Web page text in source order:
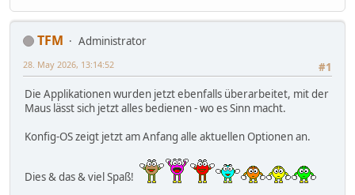
TFM
Administrator
#1
28. May 2026, 13:14:52
Die Applikationen wurden jetzt ebenfalls überarbeitet, mit der
Maus lässt sich jetzt alles bedienen - wo es Sinn macht.
Konfig-OS zeigt jetzt am Anfang alle aktuellen Optionen an.
Dies & das & viel Spaß!